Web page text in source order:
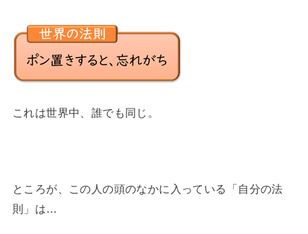
これは世界中、誰でも同じ。
ところが、この人の頭のなかに入っている「自分の法
則」は…